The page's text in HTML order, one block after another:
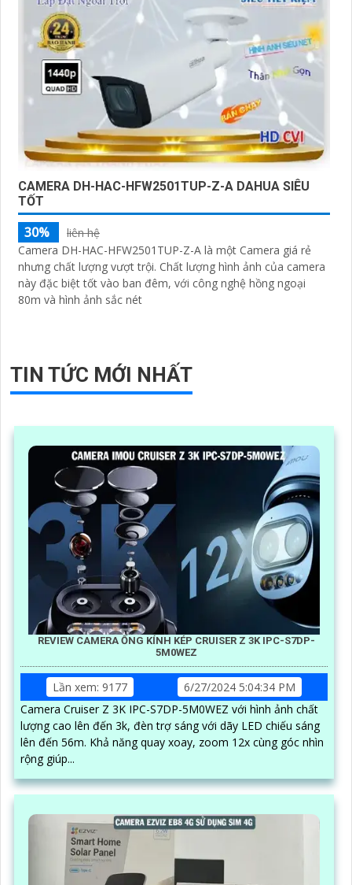
CAMERA DH-HAC-HFW2501TUP-Z-A DAHUA SIÊU
TỐT
30%
liên hệ
Camera DH-HAC-HFW2501TUP-Z-A là một Camera giá rẻ
nhưng chất lượng vượt trội. Chất lượng hình ảnh của camera
này đặc biệt tốt vào ban đêm, với công nghệ hồng ngoại
80m và hình ảnh sắc nét
TIN TỨC MỚI NHẤT
REVIEW CAMERA ỐNG KÍNH KÉP CRUISER Z 3K IPC-S7DP-
5M0WEZ
Lần xem: 9177
6/27/2024 5:04:34 PM
Camera Cruiser Z 3K IPC-S7DP-5M0WEZ với hình ảnh chất
lượng cao lên đến 3k, đèn trợ sáng với dãy LED chiếu sáng
lên đến 56m. Khả năng quay xoay, zoom 12x cùng góc nhìn
rộng giúp...